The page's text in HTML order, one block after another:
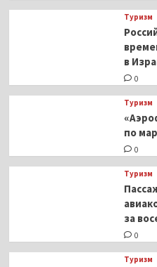
Туризм
в
0
Туризм
по
0
Туризм
за
0
Туризм